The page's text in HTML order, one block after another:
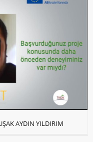
AYDIN YILDIRIM